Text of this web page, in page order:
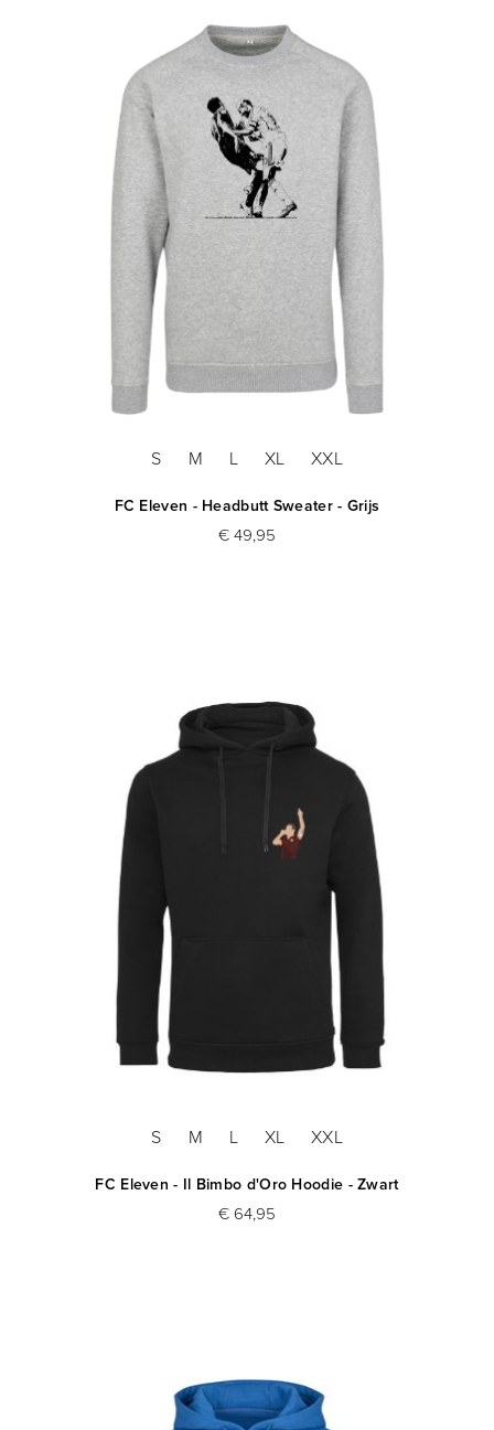
S M L XL XXL
FC Eleven - Headbutt Sweater - Grijs
€ 49,95
S M L XL XXL
FC Eleven - Il Bimbo d'Oro Hoodie - Zwart
€ 64,95